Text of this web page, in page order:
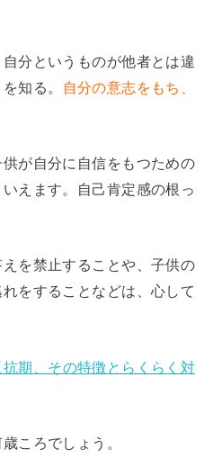
分というものが他者とは違
知る。
自分の意志をもち、
が自分に自信をもつための
えます。自己肯定感の根っ
を禁止することや、子供の
をすることなどは、心して
期、その特徴とらくらく対
ころでしょう。